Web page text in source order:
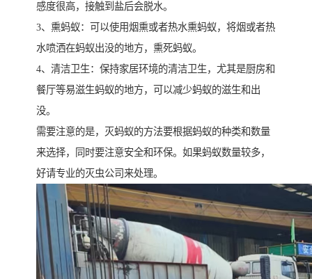
感度很高，接触到盐后会脱水。
3、熏蚂蚁：可以使用烟熏或者热水熏蚂蚁，将烟或者热
水喷洒在蚂蚁出没的地方，熏死蚂蚁。
4、清洁卫生：保持家居环境的清洁卫生，尤其是厨房和
餐厅等易滋生蚂蚁的地方，可以减少蚂蚁的滋生和出
没。
需要注意的是，灭蚂蚁的方法要根据蚂蚁的种类和数量
来选择，同时要注意安全和环保。如果蚂蚁数量较多，
好请专业的灭虫公司来处理。